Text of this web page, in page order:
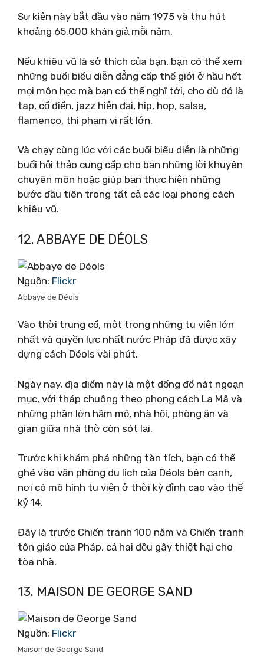
Sự kiện này bắt đầu vào năm 1975 và thu hút
khoảng 65.000 khán giả mỗi năm.
Nếu khiêu vũ là sở thích của bạn, bạn có thể xem
những buổi biểu diễn đẳng cấp thế giới ở hầu hết
mọi môn học mà bạn có thể nghĩ tới, cho dù đó là
tap, cổ điển, jazz hiện đại, hip, hop, salsa,
flamenco, thì phạm vi rất lớn.
Và chạy cùng lúc với các buổi biểu diễn là những
buổi hội thảo cung cấp cho bạn những lời khuyên
chuyên môn hoặc giúp bạn thực hiện những
bước đầu tiên trong tất cả các loại phong cách
khiêu vũ.
12. ABBAYE DE DÉOLS
Nguồn: Flickr
Abbaye de Déols
Vào thời trung cổ, một trong những tu viện lớn
nhất và quyền lực nhất nước Pháp đã được xây
dựng cách Déols vài phút.
Ngày nay, địa điểm này là một đống đổ nát ngoạn
mục, với tháp chuông theo phong cách La Mã và
những phần lớn hầm mộ, nhà hội, phòng ăn và
gian giữa nhà thờ còn sót lại.
Trước khi khám phá những tàn tích, bạn có thể
ghé vào văn phòng du lịch của Déols bên cạnh,
nơi có mô hình tu viện ở thời kỳ đỉnh cao vào thế
kỷ 14.
Đây là trước Chiến tranh 100 năm và Chiến tranh
tôn giáo của Pháp, cả hai đều gây thiệt hại cho
tòa nhà.
13. MAISON DE GEORGE SAND
Nguồn: Flickr
Maison de George Sand